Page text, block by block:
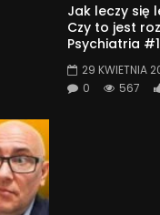
Jak leczy się
Czy to jest
Psychiatria
29 KWIETNIA
0
567